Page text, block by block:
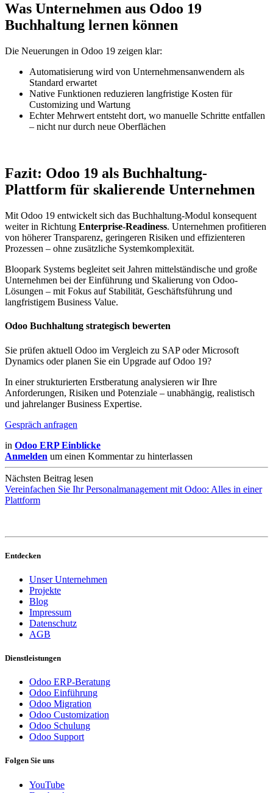
Was Unternehmen aus Odoo 19
Buchhaltung lernen können
Die Neuerungen in Odoo 19 zeigen klar:
Automatisierung wird von Unternehmensanwendern als
Standard erwartet
Native Funktionen reduzieren langfristige Kosten für
Customizing und Wartung
Echter Mehrwert entsteht dort, wo manuelle Schritte entfallen
– nicht nur durch neue Oberflächen
Fazit: Odoo 19 als Buchhaltung-
Plattform für skalierende Unternehmen
Mit Odoo 19 entwickelt sich das Buchhaltung-Modul konsequent
weiter in Richtung Enterprise-Readiness. Unternehmen profitieren
von höherer Transparenz, geringeren Risiken und effizienteren
Prozessen – ohne zusätzliche Systemkomplexität.
Bloopark Systems begleitet seit Jahren mittelständische und große
Unternehmen bei der Einführung und Skalierung von Odoo-
Lösungen – mit Fokus auf Stabilität, Geschäftsführung und
langfristigem Business Value.
Odoo Buchhaltung strategisch bewerten
Sie prüfen aktuell Odoo im Vergleich zu SAP oder Microsoft
Dynamics oder planen Sie ein Upgrade auf Odoo 19?
In einer strukturierten Erstberatung analysieren wir Ihre
Anforderungen, Risiken und Potenziale – unabhängig, realistisch
und jahrelanger Business Expertise.
Gespräch anfragen
in Odoo ERP Einblicke
Anmelden um einen Kommentar zu hinterlassen
Nächsten Beitrag lesen
Vereinfachen Sie Ihr Personalmanagement mit Odoo: Alles in einer
Plattform
Entdecken
Unser Unternehmen
Projekte
Blog
Impressum
Datenschutz
AGB
Dienstleistungen
Odoo ERP-Beratung
Odoo Einführung
Odoo Migration
Odoo Customization
Odoo Schulung
Odoo Support
Folgen Sie uns
YouTube